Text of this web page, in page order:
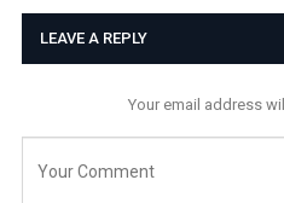
LEAVE A REPLY
Your email address